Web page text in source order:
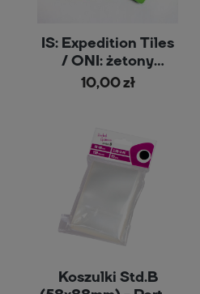
IS: Expedition Tiles
/ ONI: żetony
ekspedycji
10,00 zł
Koszulki Std.B